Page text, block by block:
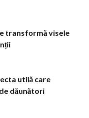
transformă visele
utilă care
dăunători